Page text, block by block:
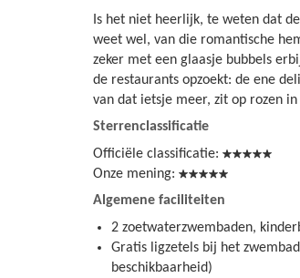
Is het niet heerlijk, te weten dat
weet wel, van die romantische
zeker met een glaasje bubbels
de restaurants opzoekt: de ene
van dat ietsje meer, zit op rozen
Sterrenclassificatie
Officiële classificatie:
Onze mening:
Algemene faciliteiten
2 zoetwaterzwembaden,
Gratis ligzetels bij het
beschikbaarheid)